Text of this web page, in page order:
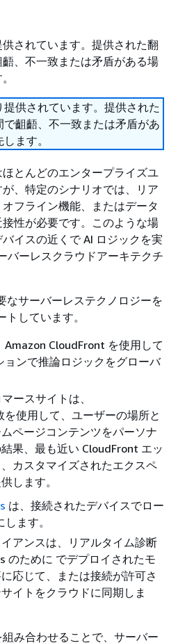
されています。提供された翻
、不一致または矛盾がある場
供されています。提供された
齟齬、不一致または矛盾があ
ます。
とんどのエンタープライズユ
、特定のシナリオでは、リア
フライン機能、またはデータ
性が必要です。このような場
イスの近くで AI ロジックを実
バーレスクラウドアーキテクチ
なサーバーレステクノロジーを
しています。
Amazon CloudFront を使用して
ョンで推論ロジックをグローバ
ースサイトは、
使用して、ユーザーの場所と
ページコンテンツをパーソナ
果、最も近い CloudFront エッ
カスタマイズされたエクスペ
します。
は、接続されたデバイスでロー
ます。
アンスは、リアルタイム診断
のために でデプロイされたモ
応じて、または接続が許可さ
イトをクラウドに同期しま
み合わせることで、サーバー